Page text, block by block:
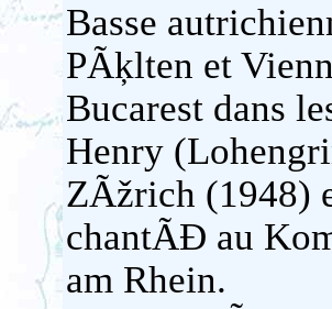
Basse
PÃķlten et
Bucarest dans
Henry
ZÃžrich (1948)
chantÃĐ au
am Rhein.